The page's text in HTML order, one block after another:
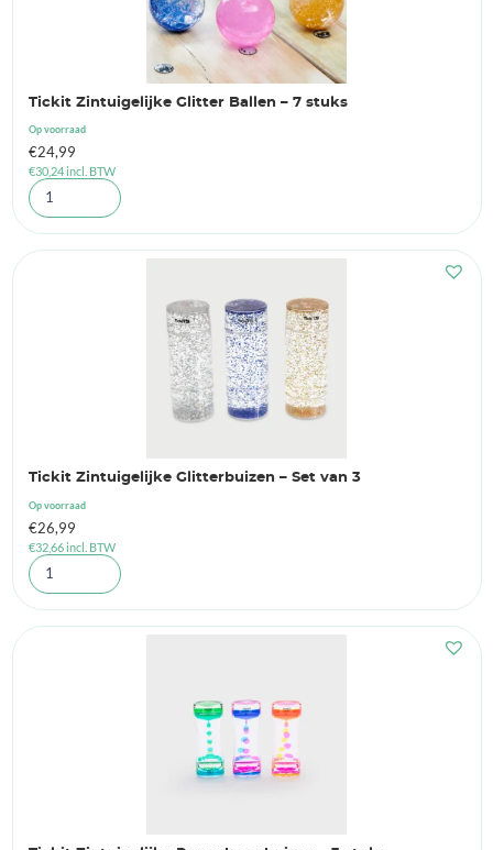
Tickit Zintuigelijke Glitter Ballen – 7 stuks
Op voorraad
€24,99
€30,24incl. BTW
Tickit Zintuigelijke Glitterbuizen – Set van 3
Op voorraad
€26,99
€32,66incl. BTW